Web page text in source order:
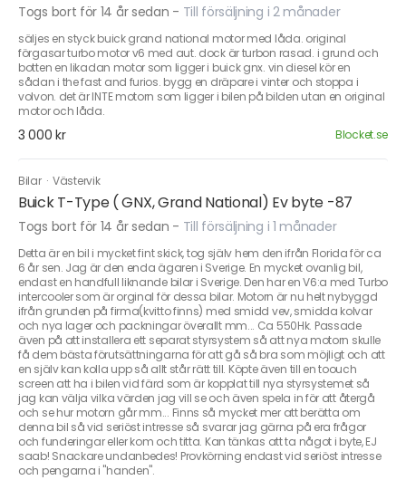
Togs bort för 14 år sedan - Till försäljning i 2 månader
säljes en styck buick grand national motor med låda. original
förgasar turbo motor v6 med aut. dock är turbon rasad. i grund och
botten en likadan motor som ligger i buick gnx. vin diesel kör en
sådan i the fast and furios. bygg en dräpare i vinter och stoppa i
volvon. det är INTE motorn som ligger i bilen på bilden utan en original
motor och låda.
3 000 kr Blocket.se
Bilar ·Västervik
Buick T-Type ( GNX, Grand National) Ev byte -87
Togs bort för 14 år sedan - Till försäljning i 1 månader
Detta är en bil i mycket fint skick, tog själv hem den ifrån Florida för ca
6 år sen. Jag är den enda ägaren i Sverige. En mycket ovanlig bil,
endast en handfull liknande bilar i Sverige. Den har en V6:a med Turbo
intercooler som är orginal för dessa bilar. Motorn är nu helt nybyggd
ifrån grunden på firma(kvitto finns) med smidd vev, smidda kolvar
och nya lager och packningar överallt mm... Ca 550Hk. Passade
även på att installera ett separat styrsystem så att nya motorn skulle
få dem bästa förutsättningarna för att gå så bra som möjligt och att
en själv kan kolla upp så allt står rätt till. Köpte även till en toouch
screen att ha i bilen vid färd som är kopplat till nya styrsystemet så
jag kan välja vilka värden jag vill se och även spela in för att återgå
och se hur motorn går mm... Finns så mycket mer att berätta om
denna bil så vid seriöst intresse så svarar jag gärna på era frågor
och funderingar eller kom och titta. Kan tänkas att ta något i byte, EJ
saab! Snackare undanbedes! Provkörning endast vid seriöst intresse
och pengarna i "handen".